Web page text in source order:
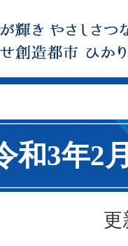
和3年2
更